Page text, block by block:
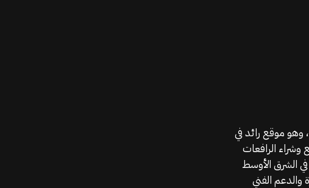
موقع قطع الغيار KGSAN وهو أحد اعمال شركة MAHALLAK، وهو موقع رائد في
وشراء الرافعات
الشرق الأوسط
الفني